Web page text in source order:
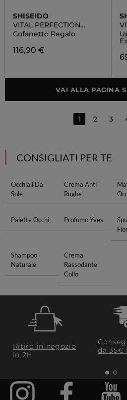
SHISEIDO
VITAL PERFECTION
SUPREME POUCH SET
Cofanetto Regalo
116,90 €
VAI ALLA PAGINA
1 2 3
CONSIGLIATI PER TE
Occhiali Da
Sole
Crema Anti
Rughe
Palette Occhi Profumo Yves
Shampoo
Naturale
Crema
Rassodante
Collo
Ritiro in negozio
in 2H
da 35€​